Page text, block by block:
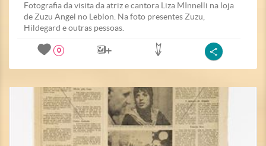
Fotografia da visita da atriz e cantora Liza MInnelli na loja
de Zuzu Angel no Leblon. Na foto presentes Zuzu,
Hildegard e outras pessoas.
0